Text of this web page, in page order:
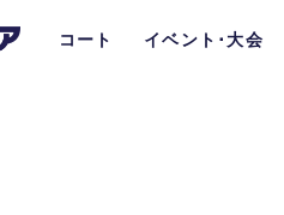
コート イベント･大会